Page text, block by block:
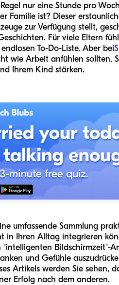
nur eine Stunde pro
Familie ist? Dieser
zur Verfügung stellt,
Für viele Eltern
To-Do-Liste. Aber bei
wie Arbeit anfühlen sollten.
Ihrem Kind stärken.
umfassende Sammlung
in Ihren Alltag integrieren
Bildschirmzeit"-
und Gefühle
Artikels werden Sie sehen,
Erfolg nach dem anderen.